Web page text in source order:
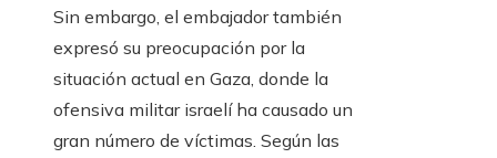
Sin embargo, el embajador también
expresó su preocupación por la
situación actual en Gaza, donde la
ofensiva militar israelí ha causado un
gran número de víctimas. Según las